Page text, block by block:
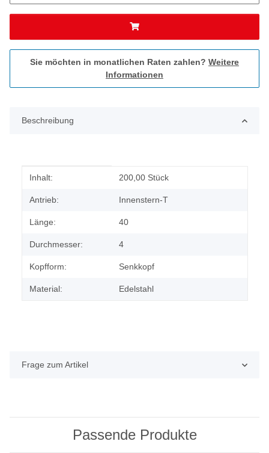
Sie möchten in monatlichen Raten zahlen? Weitere
Informationen
Beschreibung
Produkteigenschaft
Wert
Inhalt: 200,00 Stück
Antrieb: Innenstern-T
Länge: 40
Durchmesser: 4
Kopfform: Senkkopf
Material: Edelstahl
Frage zum Artikel
Passende Produkte